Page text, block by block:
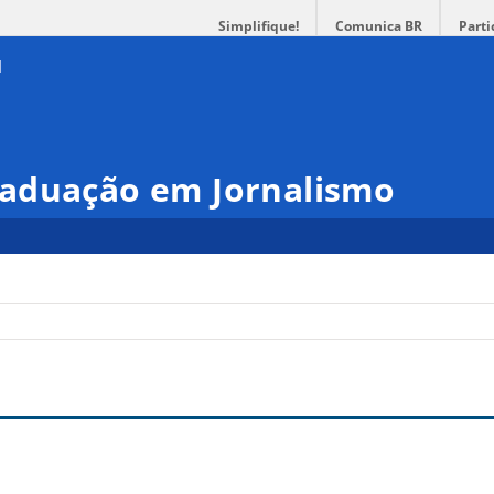
Simplifique! Comunica BR
em Jornalismo